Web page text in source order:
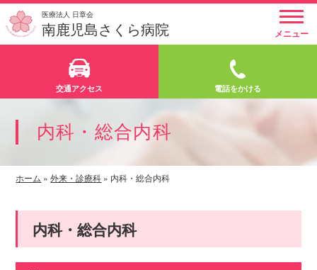
医療法人 日章会
南鹿児島さくら病院 メニュー
交通アクセス 電話をかける
内科・総合内科
ホーム »外来・診療科 » 内科・総合内科
内科・総合内科